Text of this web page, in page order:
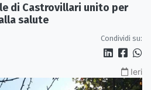
di Castrovillari unito per
salute
Condividi su:
Ieri